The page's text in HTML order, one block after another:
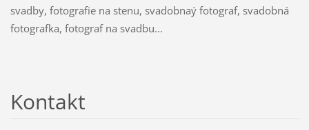
svadby, fotografie na stenu, svadobnaý fotograf, svadobná
fotografka, fotograf na svadbu...
Kontakt